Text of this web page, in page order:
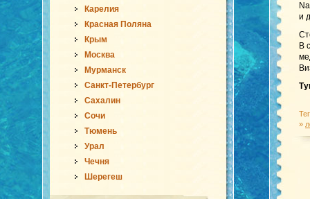
Карелия
Красная Поляна
Крым
Москва
Мурманск
Санкт-Петербург
Сахалин
Сочи
Тюмень
Урал
Чечня
Шерегеш
и
В
»